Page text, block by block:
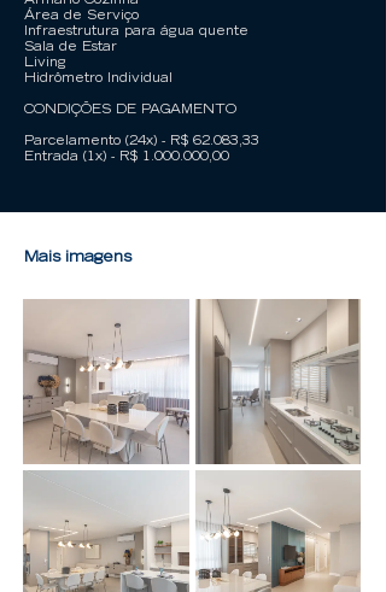
Área de Serviço
Infraestrutura para água quente
Sala de Estar
Living
Hidrômetro Individual
CONDIÇÕES DE PAGAMENTO
Parcelamento (24x) - R$ 62.083,33
Entrada (1x) - R$ 1.000.000,00
Mais imagens